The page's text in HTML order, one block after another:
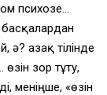
психозе…
басқалардан
Қазақ тілінде
зор тұту,
меніңше, «өзін